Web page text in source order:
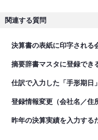
関連する質問
決算書の表紙に印字される
摘要辞書マスタに登録でき
仕訳で入力した「手形期日
登録情報変更（会社名／住
昨年の決算実績を入力する